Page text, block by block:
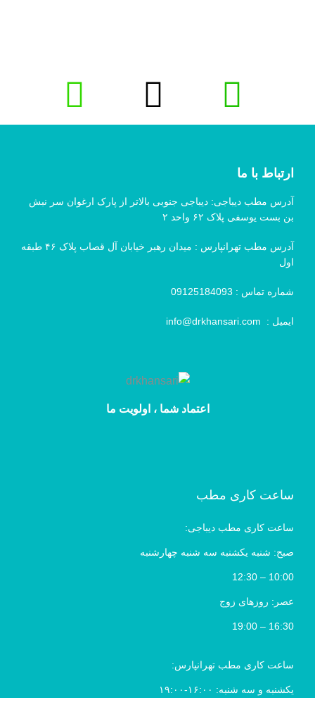
ارتباط با ما
آدرس مطب دیباجی: دیباجی جنوبی بالاتر از پارک ارغوان سر نبش
بن بست یوسفی پلاک ۶۲ واحد ۲
آدرس مطب تهرانپارس : میدان رهبر خیابان آل قصاب پلاک ۴۶ طبقه
اول
شماره تماس :
ایمیل : info@drkhansari.com
اعتماد شما ، اولویت ما
ساعت کاری مطب
ساعت کاری مطب دیباجی:
صبح: شنبه یکشنبه سه شنبه چهارشنبه
10:00 – 12:30
عصر: روزهای زوج
16:30 – 19:00
ساعت کاری مطب تهرانپارس:
یکشنبه و سه شنبه: ۱۶:۰۰-۱۹:۰۰